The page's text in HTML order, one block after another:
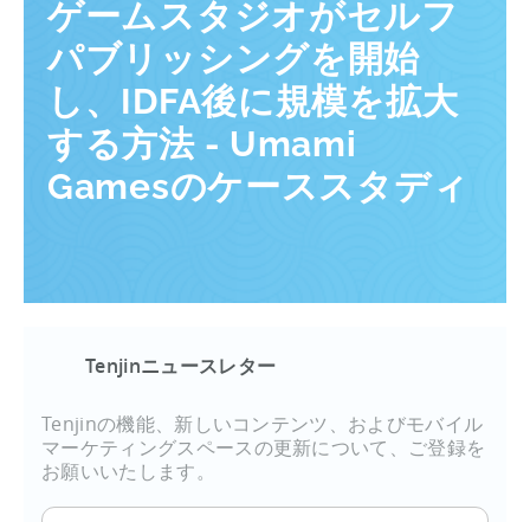
ゲームスタジオがセルフ
パブリッシングを開始
し、IDFA後に規模を拡大
する方法 - Umami
Gamesのケーススタディ
Tenjinニュースレター
Tenjinの機能、新しいコンテンツ、およびモバイル
マーケティングスペースの更新について、ご登録を
お願いいたします。